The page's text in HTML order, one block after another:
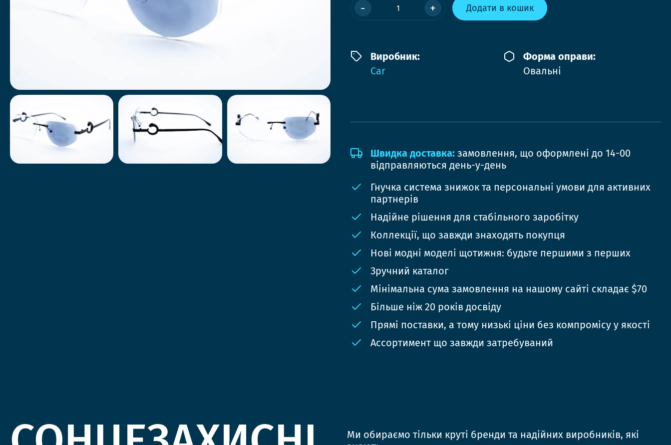
- + Додати в кошик
Виробник:
Car
Форма оправи:
Овальні
Швидка доставка: замовлення, що оформлені до 14-00
відправляються день-у-день
Гнучка система знижок та персональні умови для активних
партнерів
Надійне рішення для стабільного заробітку
Коллекції, що завжди знаходять покупця
Нові модні моделі щотижня: будьте першими з перших
Зручний каталог
Мінімальна сума замовлення на нашому сайті складає $70
Більше ніж 20 років досвіду
Прямі поставки, а тому низькі ціни без компромісу у якості
Ассортимент що завжди затребуваний
Ми обираємо тільки круті бренди та надійних виробників, які